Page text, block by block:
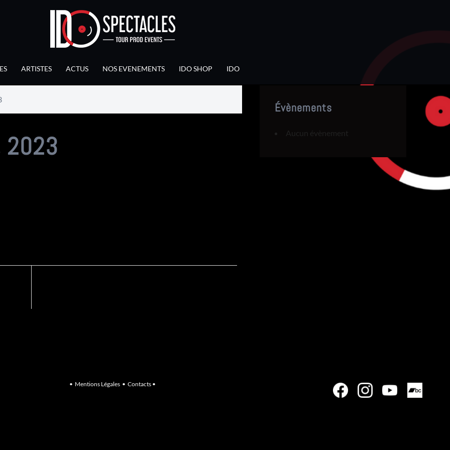
ARTISTES ACTUS NOS EVENEMENTS IDO SHOP IDO
2023
Évènements
Aucun évènement
• Mentions Légales• Contacts•